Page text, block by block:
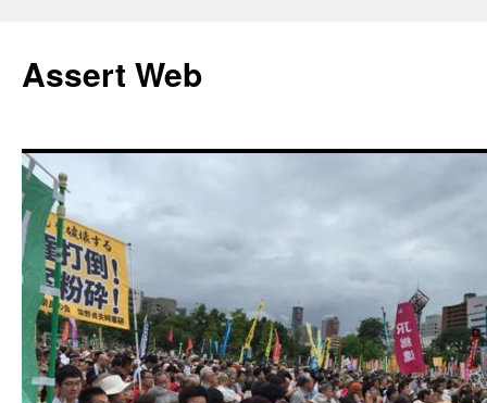
テ
ン
ス
キ
ッ
プ
Assert Web